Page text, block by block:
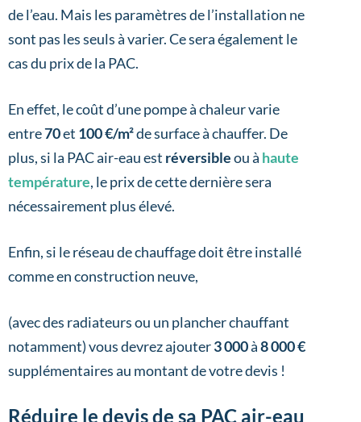
de l’eau. Mais les paramètres de l’installation ne
sont pas les seuls à varier. Ce sera également le
cas du prix de la PAC.
En effet, le coût d’une pompe à chaleur varie
entre70et 100 €/m²de surface à chauffer. De
plus, si la PAC air-eau est réversibleou à haute
température, le prix de cette dernière sera
nécessairement plus élevé.
Enfin, si le réseau de chauffage doit être installé
comme en construction neuve,
(avec des radiateurs ou un plancher chauffant
notamment) vous devrez ajouter3 000à8 000 €
supplémentaires au montant de votre devis !
Réduire le devis de sa PAC air-eau